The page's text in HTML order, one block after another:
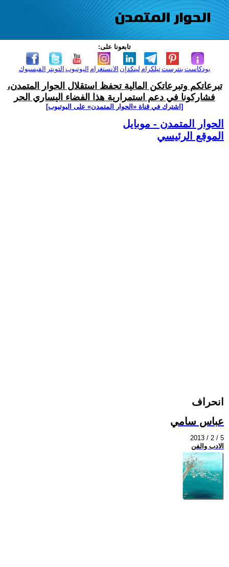
تابعونا على:
الفيسبوك التويتر اليوتيوب الانستغرام لينكدإن تيلكرامبنترست بودكاست
تبرعاتكم وتبرعاتكن المالية تحفظ استقلال الحوار المتمدن،
فشاركونا في دعم استمرارية هذا الفضاء اليساري الحر
[اشترك في قناة ‫«الحوار المتمدن» على اليوتيوب]
الحوار المتمدن - موبايل
الموقع الرئيسي
انحراف
عباس سامي
2013 / 2 / 5
الادب والفن